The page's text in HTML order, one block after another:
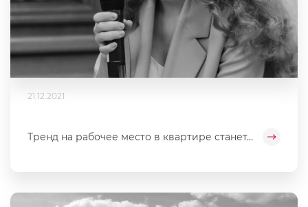
21.12.2021
Тренд на рабочее место в квартире станет...